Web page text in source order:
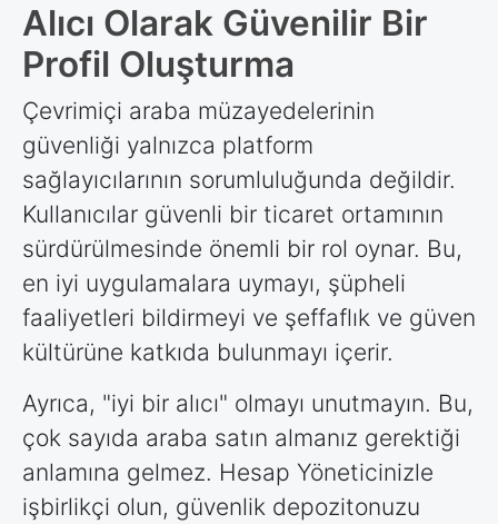
Alıcı Olarak Güvenilir Bir
Profil Oluşturma
Çevrimiçi araba müzayedelerinin
güvenliği yalnızca platform
sağlayıcılarının sorumluluğunda değildir.
Kullanıcılar güvenli bir ticaret ortamının
sürdürülmesinde önemli bir rol oynar. Bu,
en iyi uygulamalara uymayı, şüpheli
faaliyetleri bildirmeyi ve şeffaflık ve güven
kültürüne katkıda bulunmayı içerir.
Ayrıca, "iyi bir alıcı" olmayı unutmayın. Bu,
çok sayıda araba satın almanız gerektiği
anlamına gelmez. Hesap Yöneticinizle
işbirlikçi olun, güvenlik depozitonuzu